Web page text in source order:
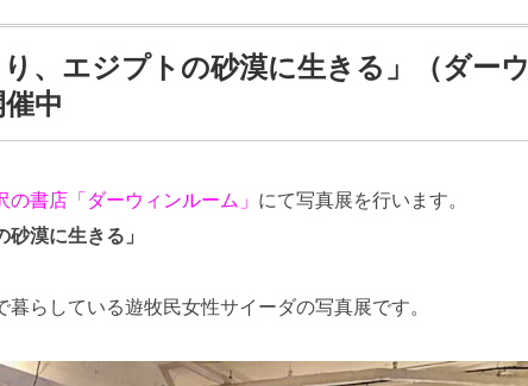
、エジプトの砂漠に生きる」（ダーウ
中
の書店「ダーウィンルーム」 にて写真展を行います。
砂漠に生きる」
暮らしている遊牧民女性サイーダの写真展です。